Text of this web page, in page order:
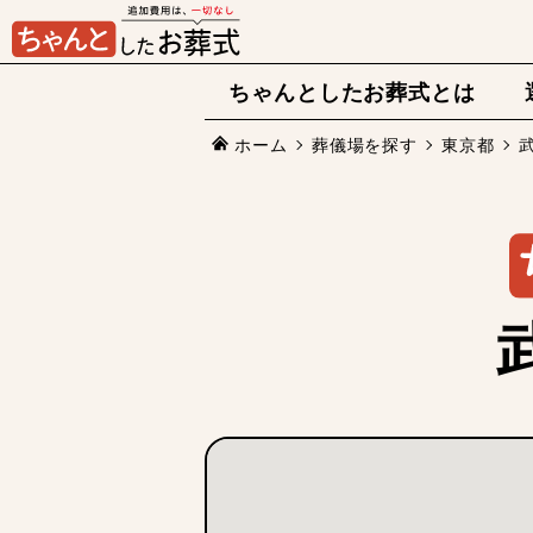
ちゃんとしたお葬式とは
ホーム 葬儀場を探す 東京都